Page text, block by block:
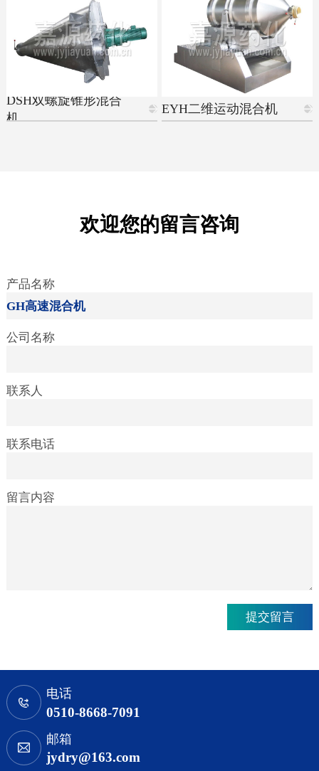
DSH双螺旋锥形混合
机
EYH二维运动混合机
欢迎您的留言咨询
产品名称
公司名称
联系人
联系电话
留言内容
电话
0510-8668-7091
邮箱
jydry@163.com